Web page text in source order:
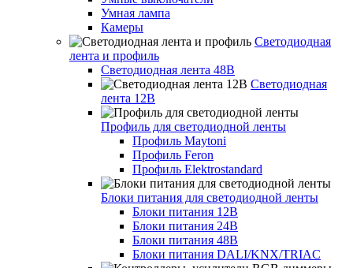
Умная лампа
Камеры
Светодиодная
лента и профиль
Светодиодная лента 48В
Светодиодная
лента 12В
Профиль для светодиодной ленты
Профиль Maytoni
Профиль Feron
Профиль Elektrostandard
Блоки питания для светодиодной ленты
Блоки питания 12В
Блоки питания 24В
Блоки питания 48В
Блоки питания DALI/KNX/TRIAC